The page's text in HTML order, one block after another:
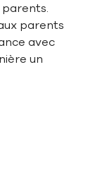
parents.
parents
avec
un